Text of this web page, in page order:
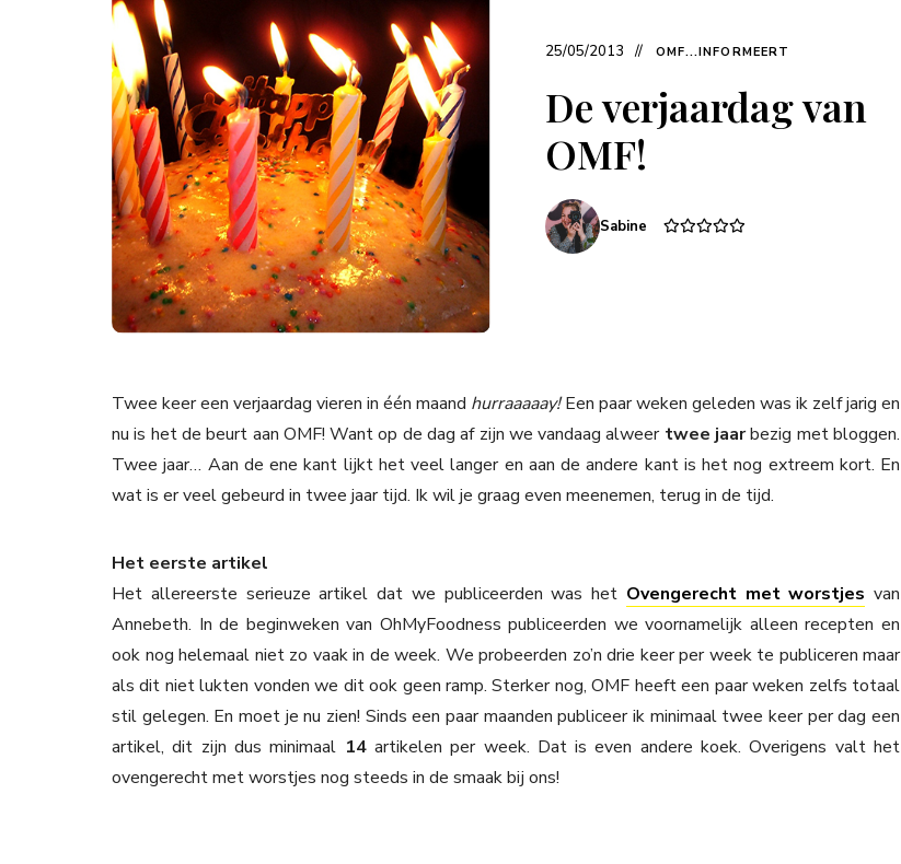
25/05/2013 OMF...INFORMEERT
De verjaardag van
OMF!
Sabine
Twee keer een verjaardag vieren in één maand hurraaaaay!Een paar weken geleden was ik zelf jarig en
nu is het de beurt aan OMF! Want op de dag af zijn we vandaag alweer twee jaarbezig met bloggen.
Twee jaar… Aan de ene kant lijkt het veel langer en aan de andere kant is het nog extreem kort. En
wat is er veel gebeurd in twee jaar tijd. Ik wil je graag even meenemen, terug in de tijd.
Het eerste artikel
Het allereerste serieuze artikel dat we publiceerden was het Ovengerecht met worstjes van
Annebeth. In de beginweken van OhMyFoodness publiceerden we voornamelijk alleen recepten en
ook nog helemaal niet zo vaak in de week. We probeerden zo’n drie keer per week te publiceren maar
als dit niet lukten vonden we dit ook geen ramp. Sterker nog, OMF heeft een paar weken zelfs totaal
stil gelegen. En moet je nu zien! Sinds een paar maanden publiceer ik minimaal twee keer per dag een
artikel, dit zijn dus minimaal 14artikelen per week. Dat is even andere koek. Overigens valt het
ovengerecht met worstjes nog steeds in de smaak bij ons!